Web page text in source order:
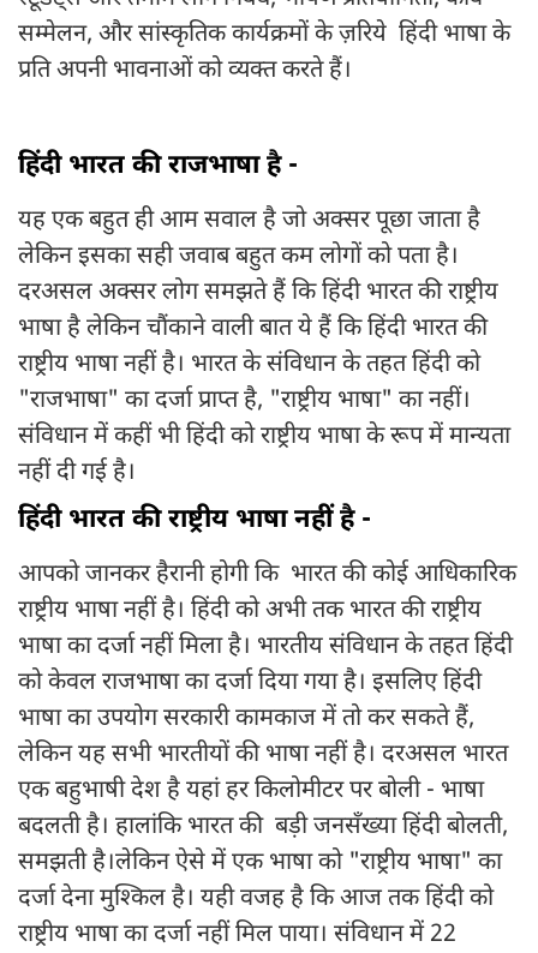
सम्मेलन, और सांस्कृतिक कार्यक्रमों के ज़रिये हिंदी भाषा के
प्रति अपनी भावनाओं को व्यक्त करते हैं।
हिंदी भारत की राजभाषा है -
यह एक बहुत ही आम सवाल है जो अक्सर पूछा जाता है
लेकिन इसका सही जवाब बहुत कम लोगों को पता है।
दरअसल अक्सर लोग समझते हैं कि हिंदी भारत की राष्ट्रीय
भाषा है लेकिन चौंकाने वाली बात ये हैं कि हिंदी भारत की
राष्ट्रीय भाषा नहीं है। भारत के संविधान के तहत हिंदी को
"राजभाषा" का दर्जा प्राप्त है, "राष्ट्रीय भाषा" का नहीं।
संविधान में कहीं भी हिंदी को राष्ट्रीय भाषा के रूप में मान्यता
नहीं दी गई है।
हिंदी भारत की राष्ट्रीय भाषा नहीं है -
आपको जानकर हैरानी होगी कि भारत की कोई आधिकारिक
राष्ट्रीय भाषा नहीं है। हिंदी को अभी तक भारत की राष्ट्रीय
भाषा का दर्जा नहीं मिला है। भारतीय संविधान के तहत हिंदी
को केवल राजभाषा का दर्जा दिया गया है। इसलिए हिंदी
भाषा का उपयोग सरकारी कामकाज में तो कर सकते हैं,
लेकिन यह सभी भारतीयों की भाषा नहीं है। दरअसल भारत
एक बहुभाषी देश है यहां हर किलोमीटर पर बोली - भाषा
बदलती है। हालांकि भारत की बड़ी जनसँख्या हिंदी बोलती,
समझती है।लेकिन ऐसे में एक भाषा को "राष्ट्रीय भाषा" का
दर्जा देना मुश्किल है। यही वजह है कि आज तक हिंदी को
राष्ट्रीय भाषा का दर्जा नहीं मिल पाया। संविधान में 22